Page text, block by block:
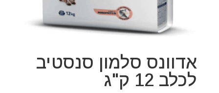
אדוונס סלמון סנסטיב
לכלב 12 ק"ג